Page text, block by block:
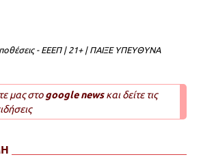
- ΕΕΕΠ | 21+ | ΠΑΙΞΕ ΥΠΕΥΘΥΝΑ
μας στοgoogle newsκαι δείτε τις